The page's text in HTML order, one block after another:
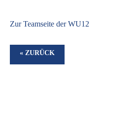
Zur Teamseite der WU12
« ZURÜCK